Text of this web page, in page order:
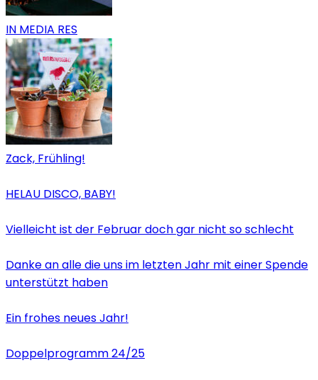
IN MEDIA RES
Zack, Frühling!
HELAU DISCO, BABY!
Vielleicht ist der Februar doch gar nicht so schlecht
Danke an alle die uns im letzten Jahr mit einer Spende
unterstützt haben
Ein frohes neues Jahr!
Doppelprogramm 24/25